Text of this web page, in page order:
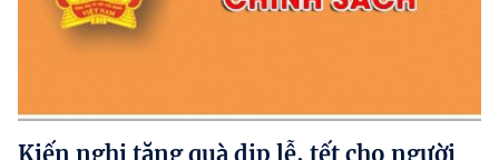
Kiến nghị tặng quà dịp lễ, tết cho người